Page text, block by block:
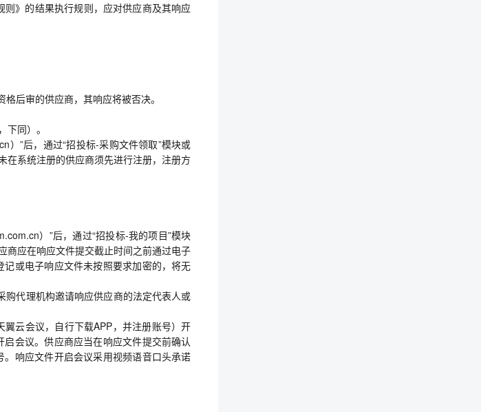
则》的结果执行规则，应对供应商及其响应
后审的供应商，其响应将被否决。
同）。
”后，通过“招投标-采购文件领取”模块或
在系统注册的供应商须先进行注册，注册方
）”后，通过“招投标-我的项目”模块
商应在响应文件提交截止时间之前通过电子
或电子响应文件未按照要求加密的，将无
代理机构邀请响应供应商的法定代表人或
云会议，自行下载APP，并注册账号）开
会议。供应商应当在响应文件提交前确认
响应文件开启会议采用视频语音口头承诺